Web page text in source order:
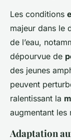
Les conditions
majeur dans le
de l’eau,
dépourvue de
des jeunes
peuvent
ralentissant la
augmentant les
Adaptation